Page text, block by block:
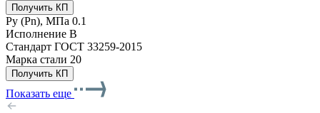
Получить КП
Ру (Рn), МПа 0.1
Исполнение B
Стандарт ГОСТ 33259-2015
Марка стали 20
Получить КП
Показать еще